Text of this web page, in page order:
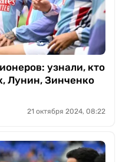
узнали, кто
Лунин, Зинченко
21 октября 2024, 08:22